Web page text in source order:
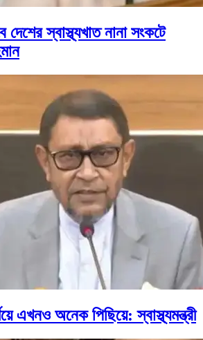
দেশের স্বাস্থ্যখাত নানা সংকটে
এখনও অনেক পিছিয়ে: স্বাস্থ্যমন্ত্রী